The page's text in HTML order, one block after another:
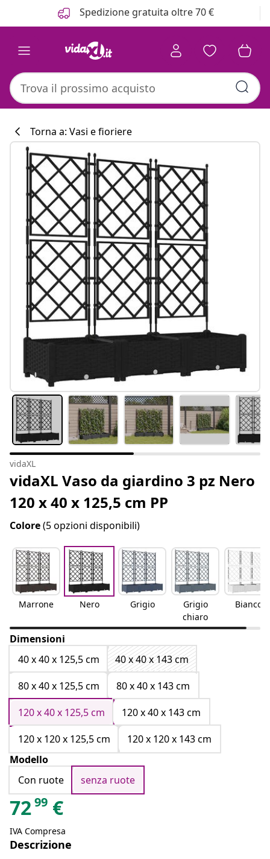
Spedizione gratuita oltre 70 €
Torna a: Vasi e fioriere
vidaXL
vidaXL Vaso da giardino 3 pz Nero
120 x 40 x 125,5 cm PP
Colore(5 opzioni disponibili)
Marrone Nero Grigio
Grigio
chiaro
Bianco
Dimensioni
40 x 40 x 125,5 cm
40 x 40 x 143 cm
80 x 40 x 125,5 cm
80 x 40 x 143 cm
120 x 40 x 125,5 cm
120 x 40 x 143 cm
120 x 120 x 125,5 cm
120 x 120 x 143 cm
Modello
Con ruote
senza ruote
7299 €
IVA Compresa
Descrizione